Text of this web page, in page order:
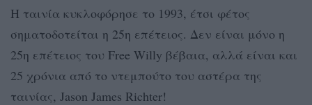
Η ταινία κυκλοφόρησε το 1993, έτσι φέτος
σηματοδοτείται η 25η επέτειος. Δεν είναι μόνο η
25η επέτειος του Free Willy βέβαια, αλλά είναι και
25 χρόνια από το ντεμπούτο του αστέρα της
ταινίας, Jason James Richter!